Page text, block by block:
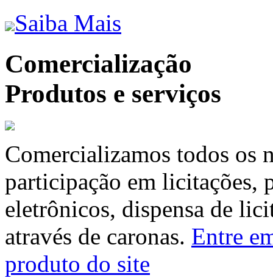
Saiba Mais
Comercialização
Produtos e serviços
Comercializamos todos os
participação em licitações,
eletrônicos, dispensa de
através de caronas. Entre
produto do site